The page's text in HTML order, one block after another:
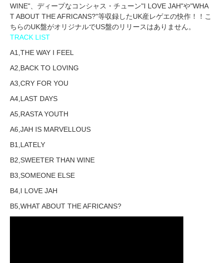
WINE"、ディープなコンシャス・チューン"I LOVE JAH"や"WHA
T ABOUT THE AFRICANS?"等収録したUK産レゲエの快作！！こ
ちらのUK盤がオリジナルでUS盤のリリースはありません。
TRACK LIST
A1,THE WAY I FEEL
A2,BACK TO LOVING
A3,CRY FOR YOU
A4,LAST DAYS
A5,RASTA YOUTH
A6,JAH IS MARVELLOUS
B1,LATELY
B2,SWEETER THAN WINE
B3,SOMEONE ELSE
B4,I LOVE JAH
B5,WHAT ABOUT THE AFRICANS?